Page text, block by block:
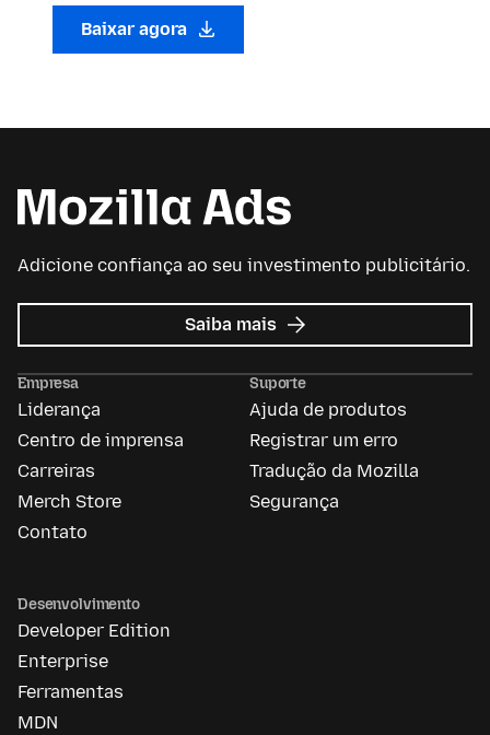
Baixar agora
Adicione confiança ao seu investimento publicitário.
Saiba mais sobre
Mozilla
Empresa
Liderança
Centro de imprensa
Carreiras
Merch Store
Contato
Suporte
Ajuda de produtos
Registrar um erro
Tradução da Mozilla
Segurança
Desenvolvimento
Developer Edition
Enterprise
Ferramentas
MDN